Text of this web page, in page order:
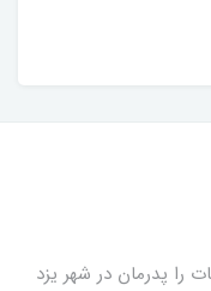
را پدرمان در شهر یزد